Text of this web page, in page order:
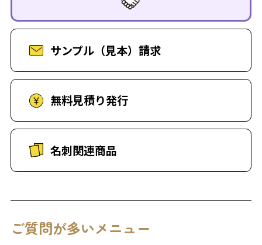
サンプル（見本）請求
無料見積り発行
名刺関連商品
ご質問が多いメニュー